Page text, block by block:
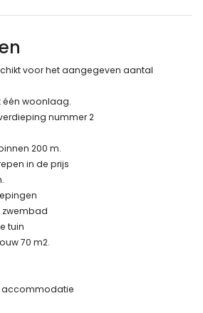
Middellandse Zee (binnen 500 meter
Playa de la Fosa (binnen 1000 meter
Puerto de Calpe (binnen 200 meter
Parque Natural del Ifach (binnen 500
appartement)
luchthaven: Luchthaven Valencia (>
de buurt: bus binnen 500 meter
toegestaan
de accommodatie zich bevindt heeft
is zeer geschikt voor gezinnen met
voor het aangegeven aantal
woonlaag.
nummer 2
200 m.
in de prijs
tuin
70 m2.
accommodatie